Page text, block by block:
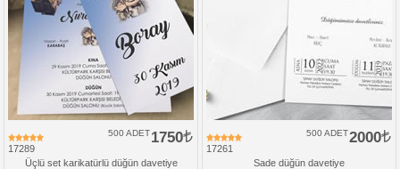
17289
1750
500 ADET
Üçlü set karikatürlü düğün davetiye
17261
2000
500 ADET
Sade düğün davetiye